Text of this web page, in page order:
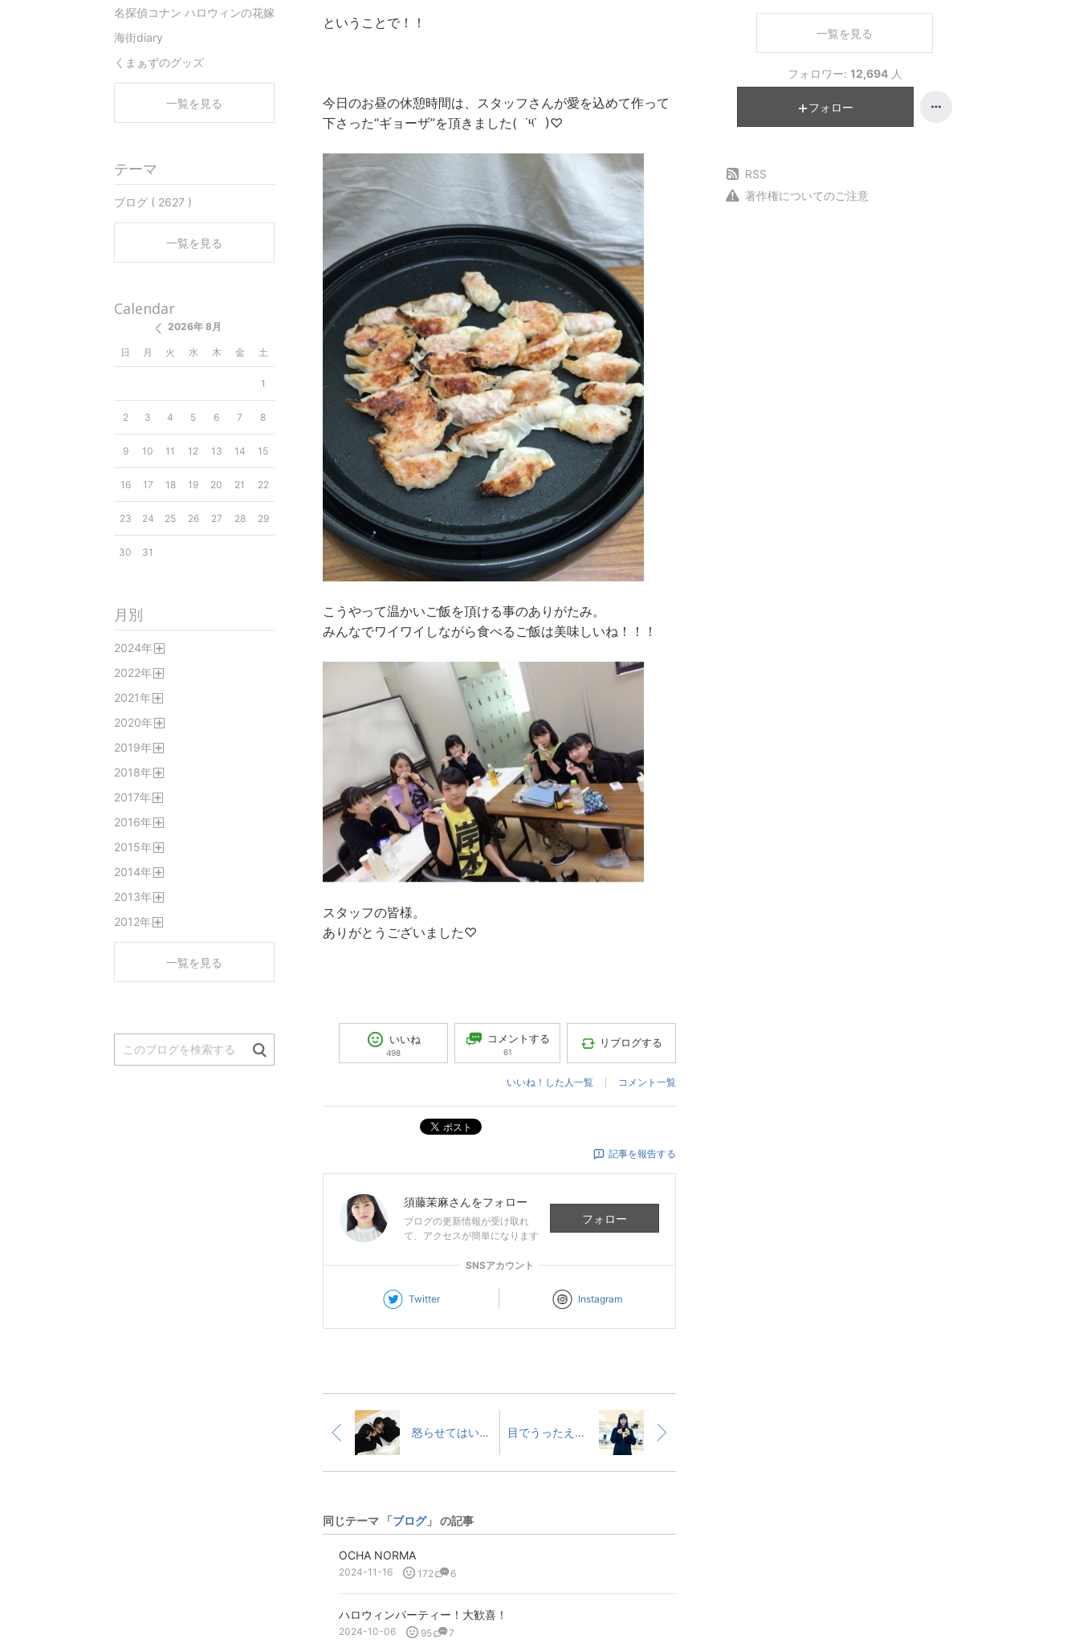
ということで！！
今日のお昼の休憩時間は、スタッフさんが愛を込めて作って
下さった“ギョーザ”を頂きました( ˙༥˙ )♡
こうやって温かいご飯を頂ける事のありがたみ。
みんなでワイワイしながら食べるご飯は美味しいね！！！
スタッフの皆様。
ありがとうございました♡
いいね
498
コメントする
61
リブログする
いいね！した人一覧 コメント一覧
ポスト
記事を報告する
須藤茉麻さんをフォロー
ブログの更新情報が受け取れ
て、アクセスが簡単になります
フォロー
SNSアカウント
Twitter Instagram
怒らせてはいけない人 目でうったえる！
同じテーマ 「ブログ」 の記事
OCHA NORMA
2024-11-16 172 6
ハロウィンパーティー！大歓喜！
2024-10-06 95 7
一覧を見る
フォロワー: 12,694 人
フォロー
RSS
著作権についてのご注意
名探偵コナン ハロウィンの花嫁
海街diary
くまぁずのグッズ
一覧を見る
テーマ
ブログ ( 2627 )
一覧を見る
Calendar
2026年 8月
日 月 火 水 木 金 土
1
2 3 4 5 6 7 8
9 10 11 12 13 14 15
16 17 18 19 20 21 22
23 24 25 26 27 28 29
30 31
月別
2024年
2022年
2021年
2020年
2019年
2018年
2017年
2016年
2015年
2014年
2013年
2012年
一覧を見る